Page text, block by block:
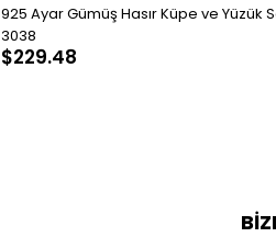
925 Ayar Gümüş Hasır Küpe ve Yüzük
3038
$229.48